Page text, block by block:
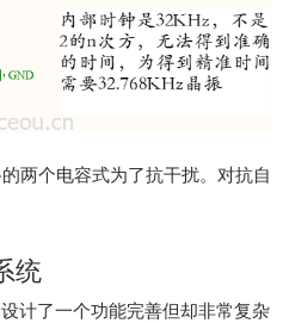
两个电容式为了抗干扰。对抗自
统
计了一个功能完善但却非常复杂